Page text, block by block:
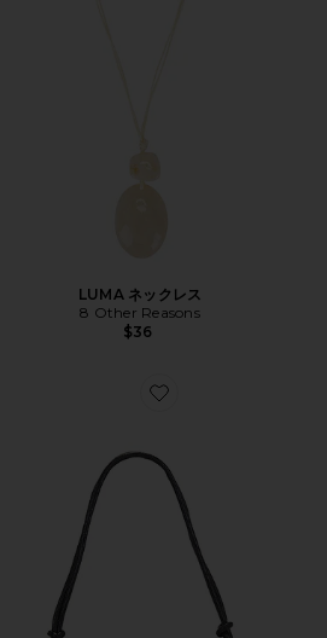
LUMA ネックレス
8 Other Reasons
$36
Favorite ショルダーバッグ